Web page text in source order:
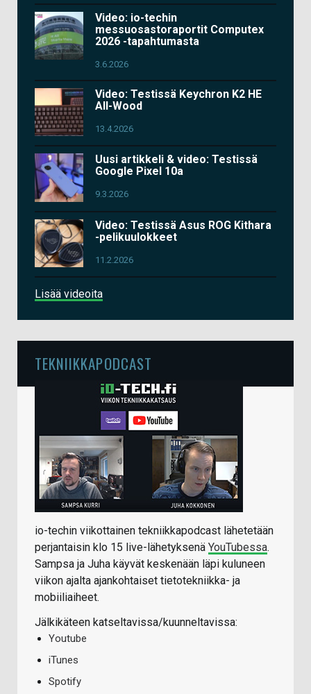
Video: io-techin
messuosastoraportit Computex
2026 -tapahtumasta
3.6.2026
Video: Testissä Keychron K2 HE
All-Wood
13.4.2026
Uusi artikkeli & video: Testissä
Google Pixel 10a
9.3.2026
Video: Testissä Asus ROG Kithara
-pelikuulokkeet
11.2.2026
Lisää videoita
TEKNIIKKAPODCAST
io-techin viikottainen tekniikkapodcast lähetetään
perjantaisin klo 15 live-lähetyksenä YouTubessa.
Sampsa ja Juha käyvät keskenään läpi kuluneen
viikon ajalta ajankohtaiset tietotekniikka- ja
mobiiliaiheet.
Jälkikäteen katseltavissa/kuunneltavissa:
Youtube
iTunes
Spotify